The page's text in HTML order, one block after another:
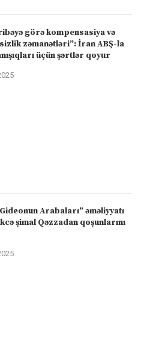
görə kompensasiya və
zəmanətləri”: İran ABŞ-la
üçün şərtlər qoyur
Arabaları” əməliyyatı
şimal Qəzzadan qoşunlarını